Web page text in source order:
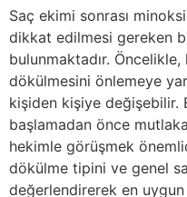
Saç ekimi sonrası
dikkat edilmesi gereken
bulunmaktadır.
dökülmesini önlemeye
kişiden kişiye değişebilir.
başlamadan önce
hekimle görüşmek
dökülme tipini ve genel
değerlendirerek en